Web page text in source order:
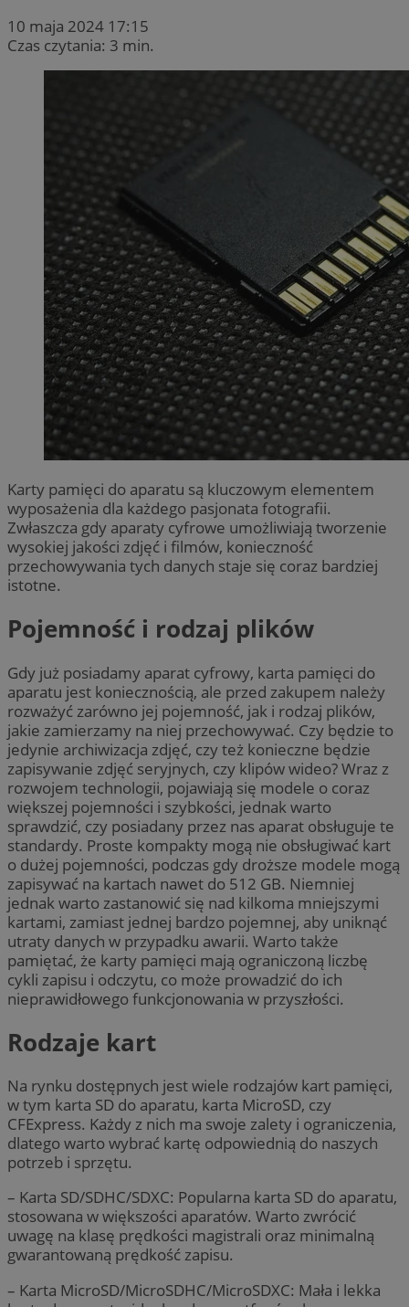
10 maja 2024 17:15
Czas czytania: 3 min.
Karty pamięci do aparatu są kluczowym elementem
wyposażenia dla każdego pasjonata fotografii.
Zwłaszcza gdy aparaty cyfrowe umożliwiają tworzenie
wysokiej jakości zdjęć i filmów, konieczność
przechowywania tych danych staje się coraz bardziej
istotne.
Pojemność i rodzaj plików
Gdy już posiadamy aparat cyfrowy, karta pamięci do
aparatu jest koniecznością, ale przed zakupem należy
rozważyć zarówno jej pojemność, jak i rodzaj plików,
jakie zamierzamy na niej przechowywać. Czy będzie to
jedynie archiwizacja zdjęć, czy też konieczne będzie
zapisywanie zdjęć seryjnych, czy klipów wideo? Wraz z
rozwojem technologii, pojawiają się modele o coraz
większej pojemności i szybkości, jednak warto
sprawdzić, czy posiadany przez nas aparat obsługuje te
standardy. Proste kompakty mogą nie obsługiwać kart
o dużej pojemności, podczas gdy droższe modele mogą
zapisywać na kartach nawet do 512 GB. Niemniej
jednak warto zastanowić się nad kilkoma mniejszymi
kartami, zamiast jednej bardzo pojemnej, aby uniknąć
utraty danych w przypadku awarii. Warto także
pamiętać, że karty pamięci mają ograniczoną liczbę
cykli zapisu i odczytu, co może prowadzić do ich
nieprawidłowego funkcjonowania w przyszłości.
Rodzaje kart
Na rynku dostępnych jest wiele rodzajów kart pamięci,
w tym karta SD do aparatu, karta MicroSD, czy
CFExpress. Każdy z nich ma swoje zalety i ograniczenia,
dlatego warto wybrać kartę odpowiednią do naszych
potrzeb i sprzętu.
– Karta SD/SDHC/SDXC: Popularna karta SD do aparatu,
stosowana w większości aparatów. Warto zwrócić
uwagę na klasę prędkości magistrali oraz minimalną
gwarantowaną prędkość zapisu.
– Karta MicroSD/MicroSDHC/MicroSDXC: Mała i lekka